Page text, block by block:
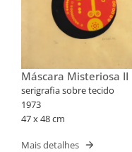
Máscara Misteriosa II
serigrafia sobre tecido
1973
47 x 48 cm
Mais detalhes